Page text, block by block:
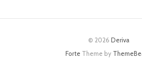
© 2026 Deriva
Forte Theme by